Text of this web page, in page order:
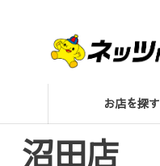
お店を探す
沼田店